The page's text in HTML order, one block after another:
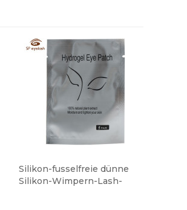
Silikon-fusselfreie dünne
Silikon-Wimpern-Lash-